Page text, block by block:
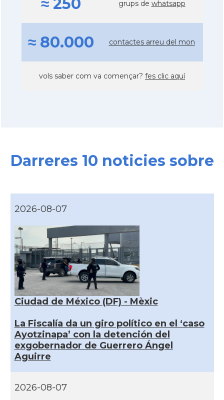
grups de whatsapp
≈ 80.000 contactes arreu del mon
vols saber com va començar? fes clic aquí
Darreres 10 noticies sobre
2026-08-07
Ciudad de México (DF) - Mèxic
La Fiscalía da un giro político en el ‘caso
Ayotzinapa’ con la detención del
exgobernador de Guerrero Ángel
Aguirre
2026-08-07